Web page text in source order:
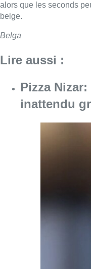
alors que les seconds
belge.
Belga
Lire aussi :
Pizza
inattendu